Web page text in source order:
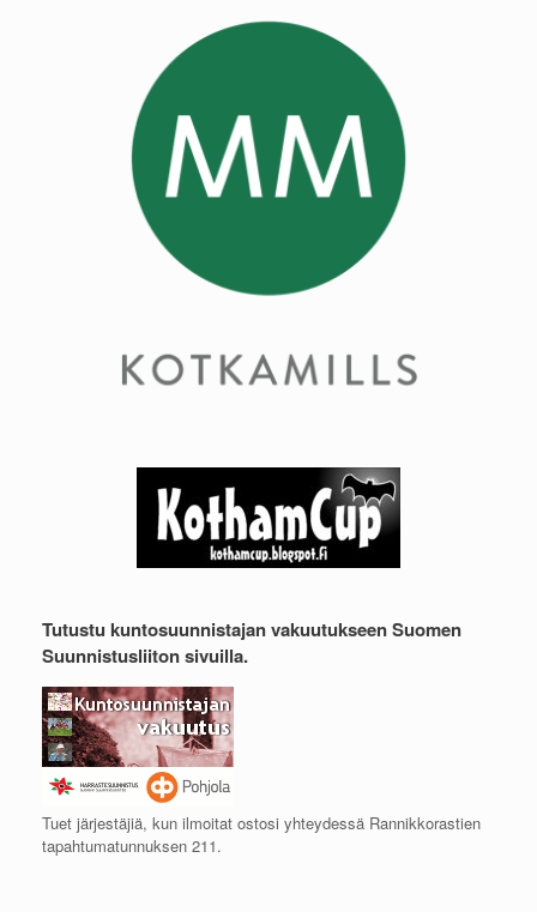
Tutustu kuntosuunnistajan vakuutukseen Suomen
Suunnistusliiton sivuilla.
Tuet järjestäjiä, kun ilmoitat ostosi yhteydessä Rannikkorastien
tapahtumatunnuksen 211.